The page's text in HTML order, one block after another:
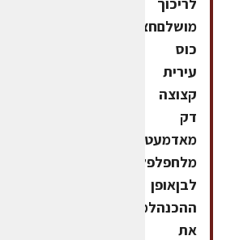
מושלםחצי
כוס
עירית
קצוצה
דק
מאדמעט
מלחפלפל
לבןאופן
ההכנהלמעוך
את